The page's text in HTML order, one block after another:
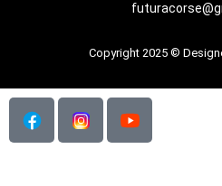
Copyright 2025 ©